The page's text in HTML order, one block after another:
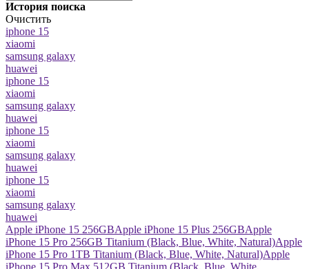
История поиска
Очистить
iphone 15
xiaomi
samsung galaxy
huawei
iphone 15
xiaomi
samsung galaxy
huawei
iphone 15
xiaomi
samsung galaxy
huawei
iphone 15
xiaomi
samsung galaxy
huawei
Apple iPhone 15 256GBApple iPhone 15 Plus 256GBApple
iPhone 15 Pro 256GB Titanium (Black, Blue, White, Natural)Apple
iPhone 15 Pro 1TB Titanium (Black, Blue, White, Natural)Apple
iPhone 15 Pro Max 512GB Titanium (Black, Blue, White,